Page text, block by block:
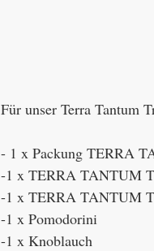
Für unser Terra Tantum
- 1 x Packung TERRA
-1 x TERRA TANTUM
-1 x TERRA TANTUM
-1 x Pomodorini
-1 x Knoblauch